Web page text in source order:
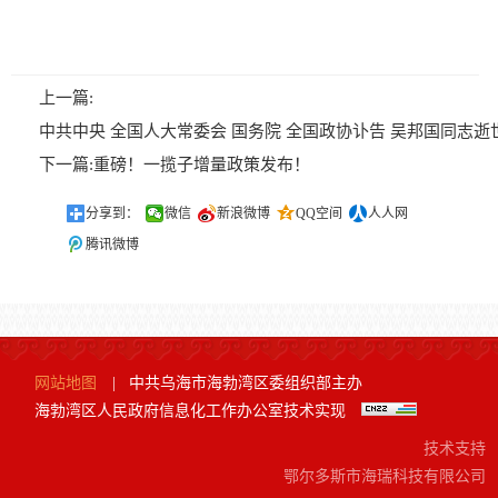
上一篇:
中共中央 全国人大常委会 国务院 全国政协讣告 吴邦国同志逝
下一篇:重磅！一揽子增量政策发布！
分享到： 微信 新浪微博 QQ空间
人人网
腾讯微博
网站地图
中共乌海市海勃湾区委组织部主办
海勃湾区人民政府信息化工作办公室技术实现
技术支持
鄂尔多斯市海瑞科技有限公司